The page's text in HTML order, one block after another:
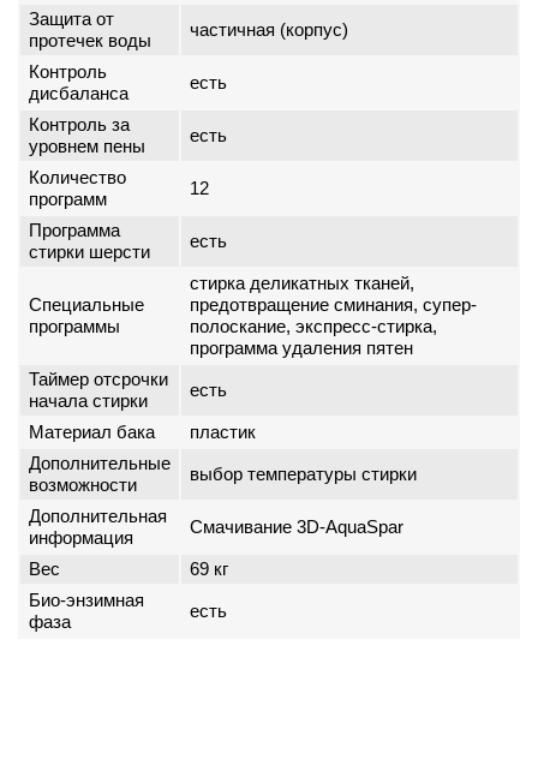
Защита от
протечек воды
частичная (корпус)
Контроль
дисбаланса
есть
Контроль за
уровнем пены
есть
Количество
программ
12
Программа
стирки шерсти
есть
Специальные
программы
стирка деликатных тканей,
предотвращение сминания, супер-
полоскание, экспресс-стирка,
программа удаления пятен
Таймер отсрочки
начала стирки
есть
Материал бака
пластик
Дополнительные
возможности
выбор температуры стирки
Дополнительная
информация
Смачивание 3D-AquaSpar
Вес
69 кг
Био-энзимная
фаза
есть